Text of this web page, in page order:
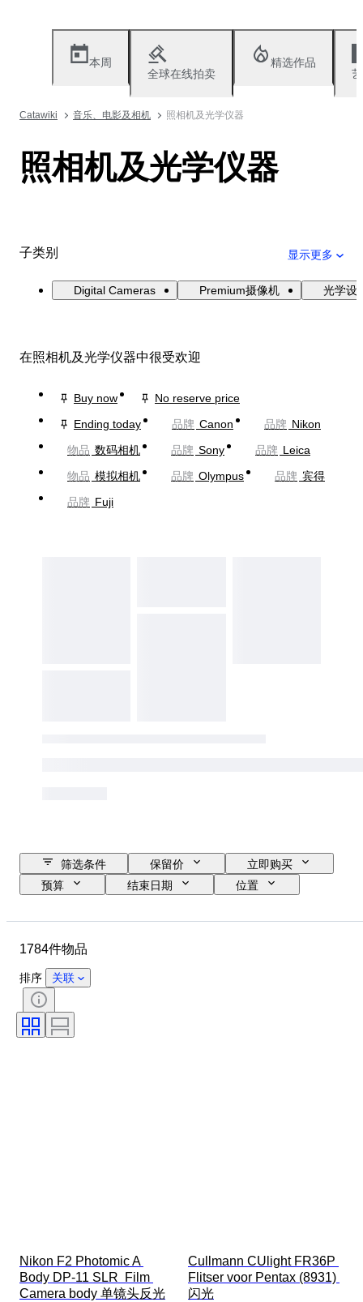
本周
全球在线拍卖
精选作品
Catawiki 音乐、电影及相机 照相机及光学仪器
照相机及光学仪器
子类别 显示更多
Digital Cameras Premium摄像机 光学设
在照相机及光学仪器中很受欢迎
Buy now
No reserve price
Ending today
品牌 Canon 品牌 Nikon
物品 数码相机 品牌 Sony 品牌 Leica
物品 模拟相机 品牌 Olympus 品牌 宾得
品牌 Fuji
筛选条件 保留价
立即购买
预算
结束日期
位置
课题
版
录像机类型
摄像机类型
双筒望远镜类型
1784件物品
排序 关联
Nikon F2 Photomic A
Body DP-11 SLR  Film
Camera body 单镜头反光
Cullmann CUlight FR36P
Flitser voor Pentax (8931)
闪光